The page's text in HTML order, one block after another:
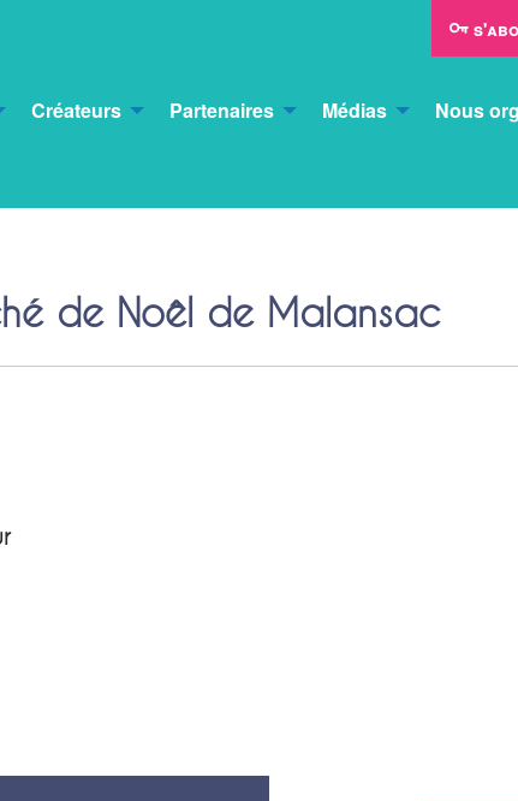
Créateurs Partenaires Médias Nous
de Noêl de Malansac